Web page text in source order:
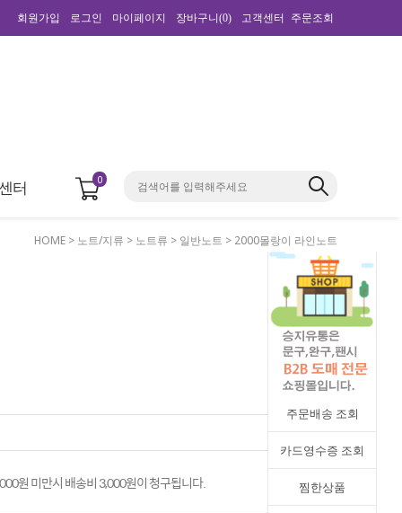
회원가입 로그인 마이페이지 장바구니(0) 고객센터 주문조회
터 0
주문배송 조회
카드영수증 조회
찜한상품
HOME > 노트/지류 > 노트류 > 일반노트 > 2000몰랑이 라인노트
원 미만시 배송비 3,000원이 청구됩니다.